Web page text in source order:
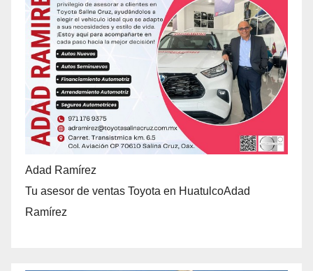
Adad Ramírez
Tu asesor de ventas Toyota en HuatulcoAdad
Ramírez